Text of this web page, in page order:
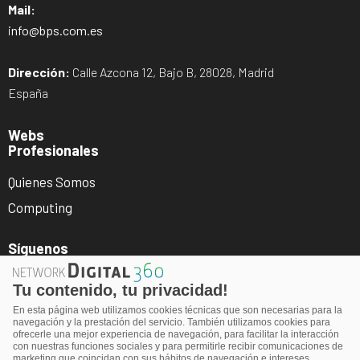
Mail:
info@bps.com.es
Dirección: Calle Azcona 12, Bajo B, 28028, Madrid
España
Webs
Profesionales
Quienes Somos
Computing
Síguenos
Tu contenido, tu privacidad!
En esta página web utilizamos cookies técnicas que son necesarias para la
navegación y la prestación del servicio. También utilizamos cookies para
ofrecerle una mejor experiencia de navegación, para facilitar la interacción
con nuestras funciones sociales y para permitirle recibir comunicaciones de